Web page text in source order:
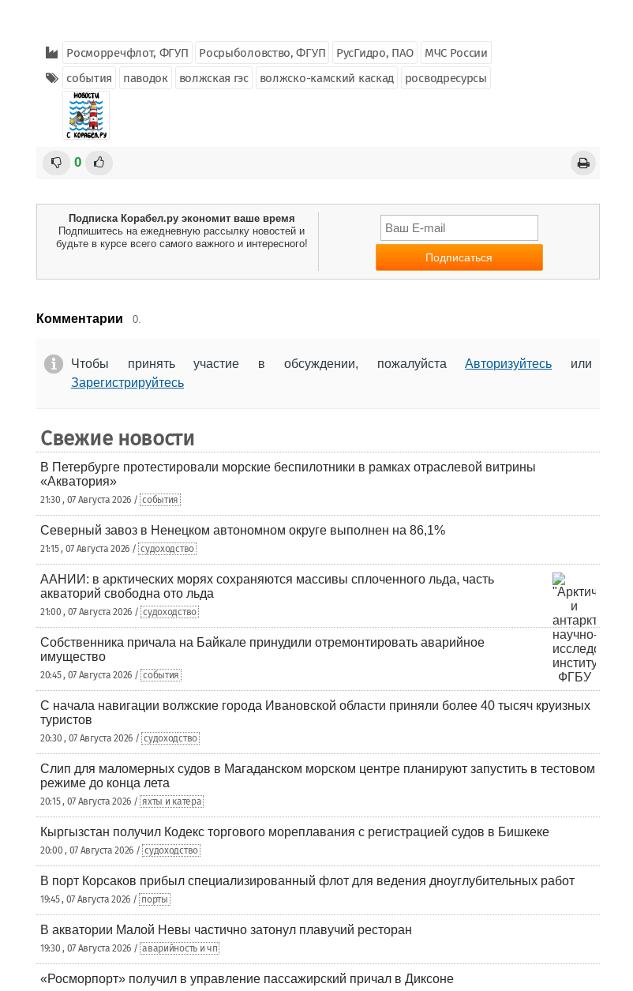
Росморречфлот, ФГУП Росрыболовство, ФГУП РусГидро, ПАО
МЧС России
события
паводок волжская гэс волжско-камский каскад росводресурсы
0
Подписка Корабел.ру экономит ваше время
Подпишитесь на ежедневную рассылку новостей и
будьте в курсе всего самого важного и интересного!
Комментарии 0.
Чтобы принять участие в обсуждении, пожалуйстаАвторизуйтесь или
Зарегистрируйтесь
Свежие новости
В Петербурге протестировали морские беспилотники в рамках отраслевой витрины
«Акватория»
21:30 , 07 Августа 2026 / события
Северный завоз в Ненецком автономном округе выполнен на 86,1%
21:15 , 07 Августа 2026 / судоходство
ААНИИ: в арктических морях сохраняются массивы сплоченного льда, часть
акваторий свободна ото льда
21:00 , 07 Августа 2026 / судоходство
Собственника причала на Байкале принудили отремонтировать аварийное
имущество
20:45 , 07 Августа 2026 / события
С начала навигации волжские города Ивановской области приняли более 40 тысяч круизных
туристов
20:30 , 07 Августа 2026 / судоходство
Слип для маломерных судов в Магаданском морском центре планируют запустить в тестовом
режиме до конца лета
20:15 , 07 Августа 2026 / яхты и катера
Кыргызстан получил Кодекс торгового мореплавания с регистрацией судов в Бишкеке
20:00 , 07 Августа 2026 / судоходство
В порт Корсаков прибыл специализированный флот для ведения дноуглубительных работ
19:45 , 07 Августа 2026 / порты
В акватории Малой Невы частично затонул плавучий ресторан
19:30 , 07 Августа 2026 / аварийность и чп
«Росморпорт» получил в управление пассажирский причал в Диксоне